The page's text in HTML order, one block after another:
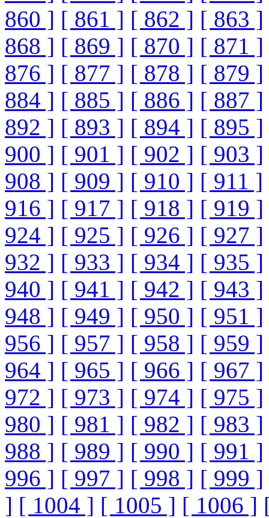
860 ] [ 861 ] [ 862 ] [ 863 ]
868 ] [ 869 ] [ 870 ] [ 871 ]
876 ] [ 877 ] [ 878 ] [ 879 ]
884 ] [ 885 ] [ 886 ] [ 887 ]
892 ] [ 893 ] [ 894 ] [ 895 ]
900 ] [ 901 ] [ 902 ] [ 903 ]
908 ] [ 909 ] [ 910 ] [ 911 ]
916 ] [ 917 ] [ 918 ] [ 919 ]
924 ] [ 925 ] [ 926 ] [ 927 ]
932 ] [ 933 ] [ 934 ] [ 935 ]
940 ] [ 941 ] [ 942 ] [ 943 ]
948 ] [ 949 ] [ 950 ] [ 951 ]
956 ] [ 957 ] [ 958 ] [ 959 ]
964 ] [ 965 ] [ 966 ] [ 967 ]
972 ] [ 973 ] [ 974 ] [ 975 ]
980 ] [ 981 ] [ 982 ] [ 983 ]
988 ] [ 989 ] [ 990 ] [ 991 ]
996 ] [ 997 ] [ 998 ] [ 999 ]
] [ 1004 ] [ 1005 ] [ 1006 ]